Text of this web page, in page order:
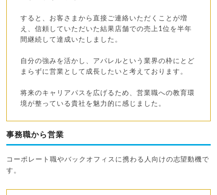
すると、お客さまから直接ご連絡いただくことが増
え、信頼していただいた結果店舗での売上1位を半年
間継続して達成いたしました。
自分の強みを活かし、アパレルという業界の枠にとど
まらずに営業として成長したいと考えております。
将来のキャリアパスを広げるため、営業職への教育環
境が整っている貴社を魅力的に感じました。
事務職から営業
コーポレート職やバックオフィスに携わる人向けの志望動機で
す。